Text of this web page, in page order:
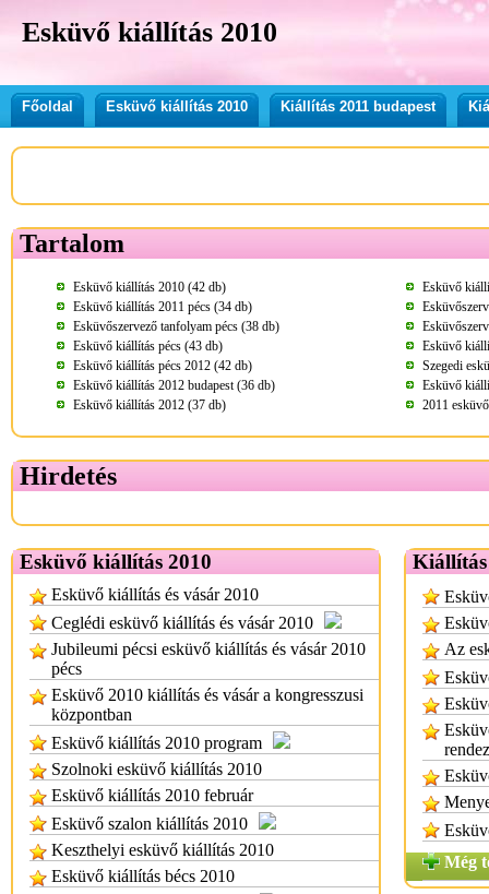
Esküvő kiállítás 2010
Főoldal Esküvő kiállítás 2010 Kiállítás 2011 budapest
Tartalom
Esküvő kiállítás 2010 (42 db)
Esküvő
Esküvő kiállítás 2011 pécs (34 db)
Esküvőszervező tanfolyam pécs (38 db)
Esküvő kiállítás pécs (43 db)
Esküvő
Esküvő kiállítás pécs 2012 (42 db)
Szegedi
Esküvő kiállítás 2012 budapest (36 db)
Esküvő
Esküvő kiállítás 2012 (37 db)
2011
Hirdetés
Esküvő kiállítás 2010
Esküvő kiállítás és vásár 2010
Ceglédi esküvő kiállítás és vásár 2010
Jubileumi pécsi esküvő kiállítás és vásár 2010
pécs
Esküvő 2010 kiállítás és vásár a kongresszusi
központban
Esküvő kiállítás 2010 program
Szolnoki esküvő kiállítás 2010
Esküvő kiállítás 2010 február
Esküvő szalon kiállítás 2010
Keszthelyi esküvő kiállítás 2010
Esküvő kiállítás bécs 2010
Kiállítás
Az
Még